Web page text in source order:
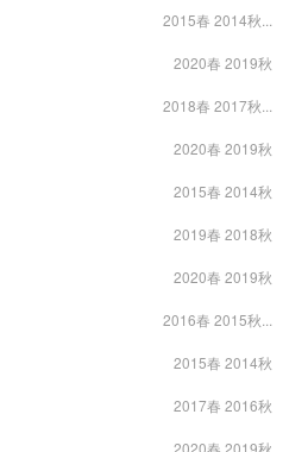
2015春 2014秋...
2020春 2019秋
2018春 2017秋...
2020春 2019秋
2015春 2014秋
2019春 2018秋
2020春 2019秋
2016春 2015秋...
2015春 2014秋
2017春 2016秋
2020春 2019秋